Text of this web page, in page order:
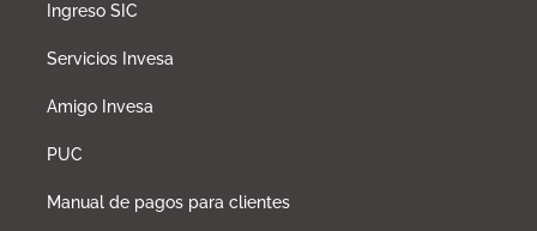
Ingreso SIC
Servicios Invesa
Amigo Invesa
PUC
Manual de pagos para clientes